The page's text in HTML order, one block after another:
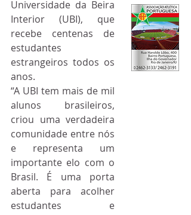
Universidade da Beira
Interior (UBI), que
recebe centenas de
estudantes
estrangeiros todos os
anos.
“A UBI tem mais de mil
alunos brasileiros,
criou uma verdadeira
comunidade entre nós
e representa um
importante elo com o
Brasil. É uma porta
aberta para acolher
estudantes e